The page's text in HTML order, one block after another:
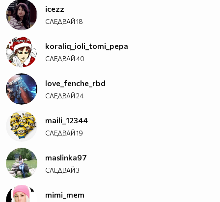
icezz
СЛЕДВАЙ18
koraliq_ioli_tomi_pepa
СЛЕДВАЙ40
love_fenche_rbd
СЛЕДВАЙ24
maili_12344
СЛЕДВАЙ19
maslinka97
СЛЕДВАЙ3
mimi_mem